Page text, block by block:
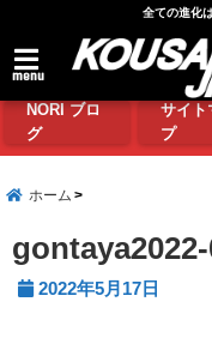
全ての進化
menu
NORI ブロ
グ
サイト
プ
ホーム
2022年5月17日